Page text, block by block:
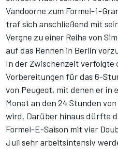
Vandoorne zum Formel-1-
traf sich anschließend mit
Vergne zu einer Reihe von
auf das Rennen in Berlin
In der Zwischenzeit verfolgte
Vorbereitungen für das 6-
von Peugeot, mit denen er in
Monat an den 24 Stunden
wird. Darüber hinaus dürfte
Formel-E-Saison mit vier
Juli sehr arbeitsintensiv